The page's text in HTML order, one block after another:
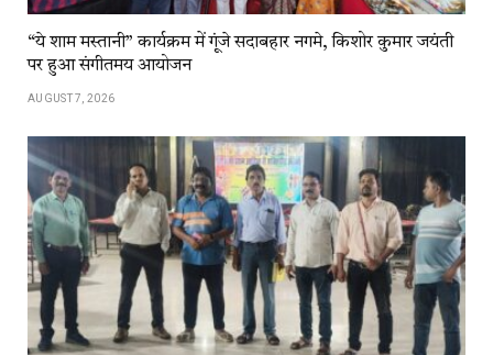
“ये शाम मस्तानी” कार्यक्रम में गूंजे सदाबहार नगमे, किशोर कुमार जयंती
पर हुआ संगीतमय आयोजन
AUGUST 7, 2026